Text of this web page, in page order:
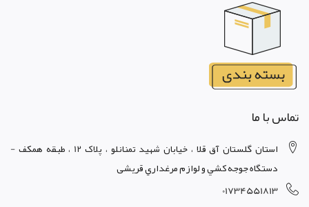
تماس با ما
استان گلستان آق قلا ، خيابان شهيد تمنانلو ، پلاک 12 ، طبقه همکف -
دستگاه جوجه کشي و لوازم مرغداري قریشی
01734551813